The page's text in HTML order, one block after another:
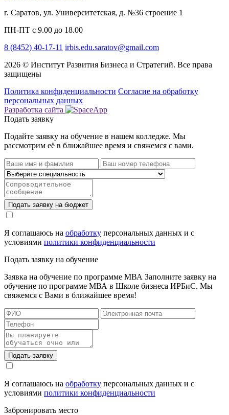
г. Саратов, ул. Университетская, д. №36 строение 1
ПН-ПТ с 9.00 до 18.00
8 (8452) 40-17-11 irbis.edu.saratov@gmail.com
2026 © Институт Развития Бизнеса и Стратегий. Все права
защищены
Политика конфиденциальности Cогласие на обработку
персональных данных
Разработка сайта
Подать заявку
Подайте заявку на обучение в нашем колледже. Мы
рассмотрим её в ближайшее время и свяжемся с вами.
Подать заявку на бюджет
Я соглашаюсь на обработку персональных данных и с
условиями политики конфиденциальности
Подать заявку на обучение
Заявка на обучение по программе МВА Заполните заявку на
обучение по программе МВА в Школе бизнеса ИРБиС. Мы
свяжемся с Вами в ближайшее время!
Подать заявку
Я соглашаюсь на обработку персональных данных и с
условиями политики конфиденциальности
Забронировать место